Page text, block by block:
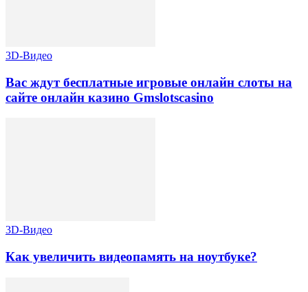
3D-Видео
Вас ждут бесплатные игровые онлайн слоты на
сайте онлайн казино Gmslotscasino
3D-Видео
Как увеличить видеопамять на ноутбуке?